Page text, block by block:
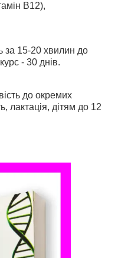
В12),
за 15-20 хвилин до
- 30 днів.
до окремих
лактація, дітям до 12